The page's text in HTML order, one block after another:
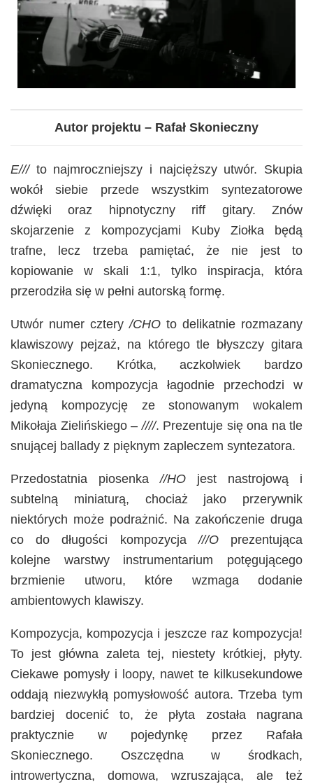
Autor projektu – Rafał Skonieczny
E/// to najmroczniejszy i najcięższy utwór. Skupia
wokół siebie przede wszystkim syntezatorowe
dźwięki oraz hipnotyczny riff gitary. Znów
skojarzenie z kompozycjami Kuby Ziołka będą
trafne, lecz trzeba pamiętać, że nie jest to
kopiowanie w skali 1:1, tylko inspiracja, która
przerodziła się w pełni autorską formę.
Utwór numer cztery/CHO to delikatnie rozmazany
klawiszowy pejzaż, na którego tle błyszczy gitara
Skoniecznego. Krótka, aczkolwiek bardzo
dramatyczna kompozycja łagodnie przechodzi w
jedyną kompozycję ze stonowanym wokalem
Mikołaja Zielińskiego –////. Prezentuje się ona na tle
snującej ballady z pięknym zapleczem syntezatora.
Przedostatnia piosenka//HO jest nastrojową i
subtelną miniaturą, chociaż jako przerywnik
niektórych może podrażnić. Na zakończenie druga
co do długości kompozycja///O prezentująca
kolejne warstwy instrumentarium potęgującego
brzmienie utworu, które wzmaga dodanie
ambientowych klawiszy.
Kompozycja, kompozycja i jeszcze raz kompozycja!
To jest główna zaleta tej, niestety krótkiej, płyty.
Ciekawe pomysły i loopy, nawet te kilkusekundowe
oddają niezwykłą pomysłowość autora. Trzeba tym
bardziej docenić to, że płyta została nagrana
praktycznie w pojedynkę przez Rafała
Skoniecznego. Oszczędna w środkach,
introwertyczna, domowa, wzruszająca, ale też